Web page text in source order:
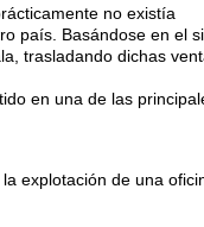
no existía
país. Basándose en el
trasladando dichas
en una de las
explotación de una